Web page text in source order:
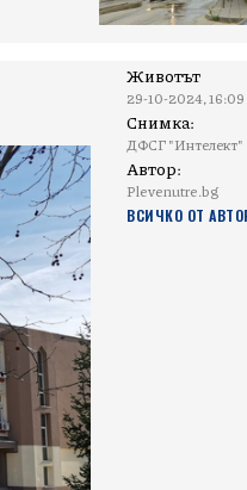
Животът
29-10-2024, 16:09
Снимка:
ДФСГ "Интелект"
Автор:
Plevenutre.bg
ВСИЧКО ОТ